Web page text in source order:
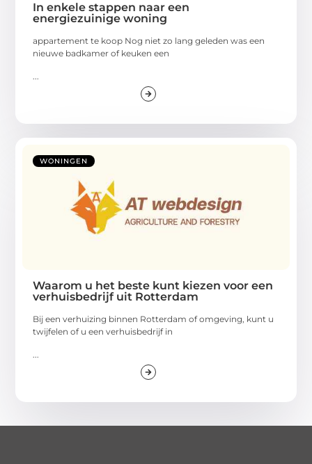
In enkele stappen naar een
energiezuinige woning
appartement te koop Nog niet zo lang geleden was een
nieuwe badkamer of keuken een
WONINGEN
Waarom u het beste kunt kiezen voor een
verhuisbedrijf uit Rotterdam
Bij een verhuizing binnen Rotterdam of omgeving, kunt u
twijfelen of u een verhuisbedrijf in